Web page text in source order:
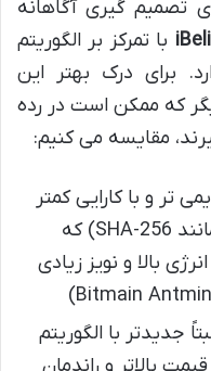
تصمیم گیری آگاهانه
با تمرکز بر الگوریتم
برای درک بهتر این
که ممکن است در رده
مقایسه می کنیم:
تر و با کارایی کمتر
در الگوریتم های پرطرفدار (مانند SHA-256) که
بالا و نویز زیادی
جدیدتر با الگوریتم